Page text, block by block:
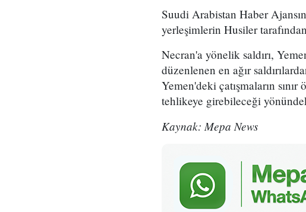
Suudi Arabistan Haber
yerleşimlerin Husiler
Necran'a yönelik saldırı,
düzenlenen en ağır
Yemen'deki çatışmaların
tehlikeye girebileceği
Kaynak: Mepa News